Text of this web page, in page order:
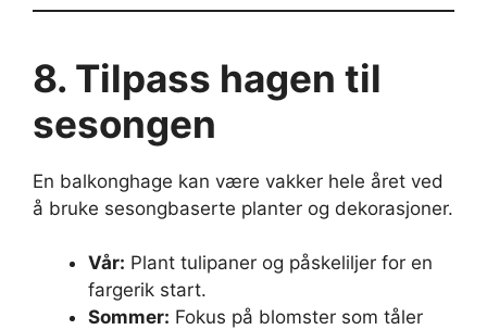
8. Tilpass hagen til
sesongen
En balkonghage kan være vakker hele året ved
å bruke sesongbaserte planter og dekorasjoner.
Vår: Plant tulipaner og påskeliljer for en
fargerik start.
Sommer: Fokus på blomster som tåler